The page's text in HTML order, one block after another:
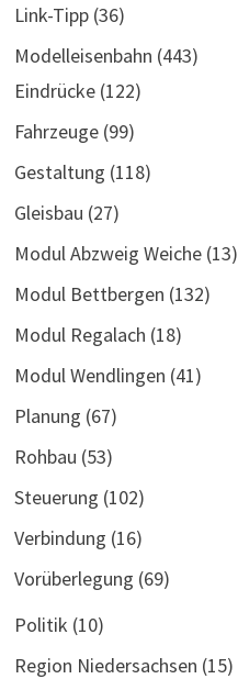
Link-Tipp(36)
Modelleisenbahn (443)
Eindrücke(122)
Fahrzeuge(99)
Gestaltung (118)
Gleisbau (27)
Modul Abzweig Weiche(13)
Modul Bettbergen (132)
Modul Regalach (18)
Modul Wendlingen (41)
Planung (67)
Rohbau (53)
Steuerung (102)
Verbindung (16)
Vorüberlegung (69)
Politik (10)
Region Niedersachsen (15)